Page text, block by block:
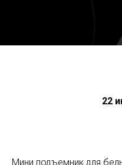
22
Мини подъемник для